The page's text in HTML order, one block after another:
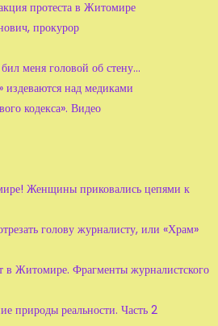
протеста в Житомире
прокурор
бил меня головой об стену...
над медиками
кодекса». Видео
Женщины приковались цепями к
голову журналисту, или «Храм»
в Житомире. Фрагменты журналистского
природы реальности. Часть 2